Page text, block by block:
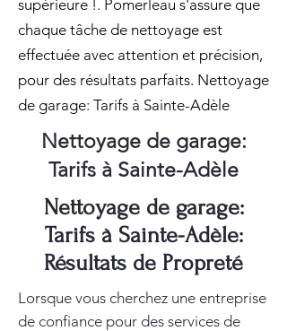
supérieure !. Pomerleau s'assure que
chaque tâche de nettoyage est
effectuée avec attention et précision,
pour des résultats parfaits. Nettoyage
de garage: Tarifs à Sainte-Adèle
Nettoyage de garage:
Tarifs à Sainte-Adèle
Nettoyage de garage:
Tarifs à Sainte-Adèle:
Résultats de Propreté
Lorsque vous cherchez une entreprise
de confiance pour des services de